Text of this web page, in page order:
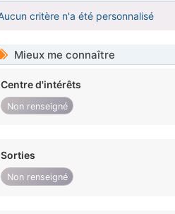
critère n'a été personnalisé
Mieux me connaître
Centre d'intérêts
Non renseigné
Sorties
Non renseigné